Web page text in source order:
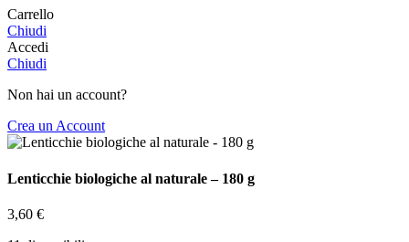
Carrello
Chiudi
Accedi
Chiudi
Non hai un account?
Crea un Account
Lenticchie biologiche al naturale – 180 g
3,60 €